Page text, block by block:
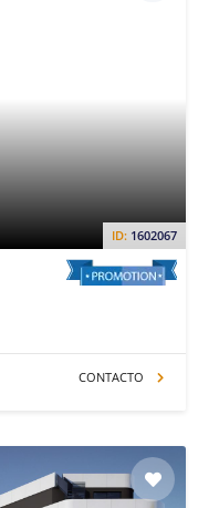
ID: 1602067
CONTACTO